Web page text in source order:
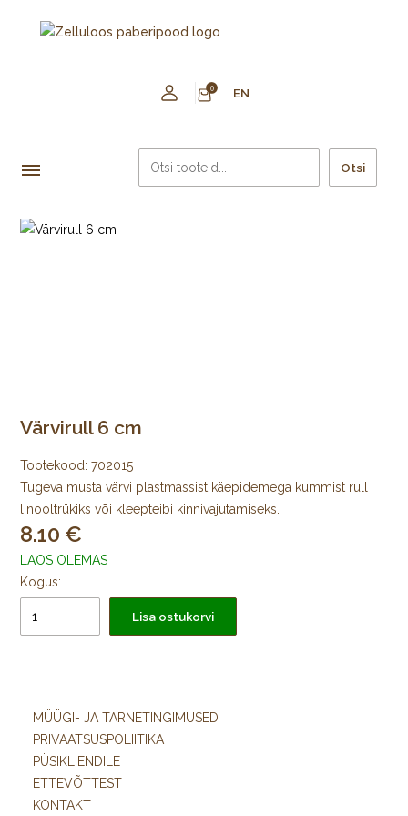
0 EN
Otsi
Värvirull 6 cm
Tootekood: 702015
Tugeva musta värvi plastmassist käepidemega kummist rull
linooltrükiks või kleepteibi kinnivajutamiseks.
8.10
LAOS OLEMAS
Kogus:
Lisa ostukorvi
MÜÜGI- JA TARNETINGIMUSED
PRIVAATSUSPOLIITIKA
PÜSIKLIENDILE
ETTEVÕTTEST
KONTAKT